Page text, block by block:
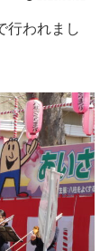
行われまし